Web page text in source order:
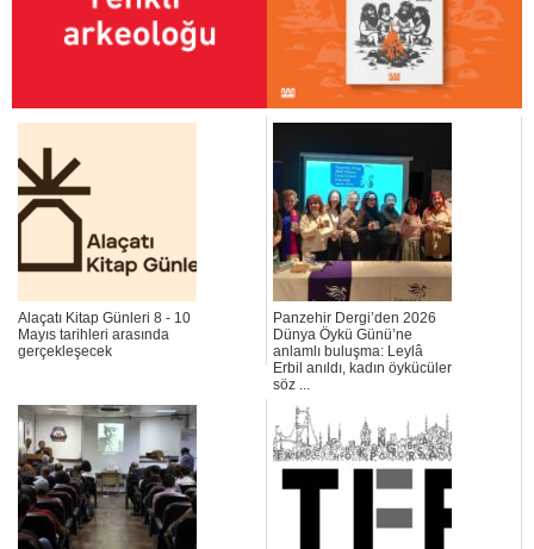
Alaçatı Kitap Günleri 8 - 10
Mayıs tarihleri arasında
gerçekleşecek
Panzehir Dergi’den 2026
Dünya Öykü Günü’ne
anlamlı buluşma: Leylâ
Erbil anıldı, kadın öykücüler
söz ...